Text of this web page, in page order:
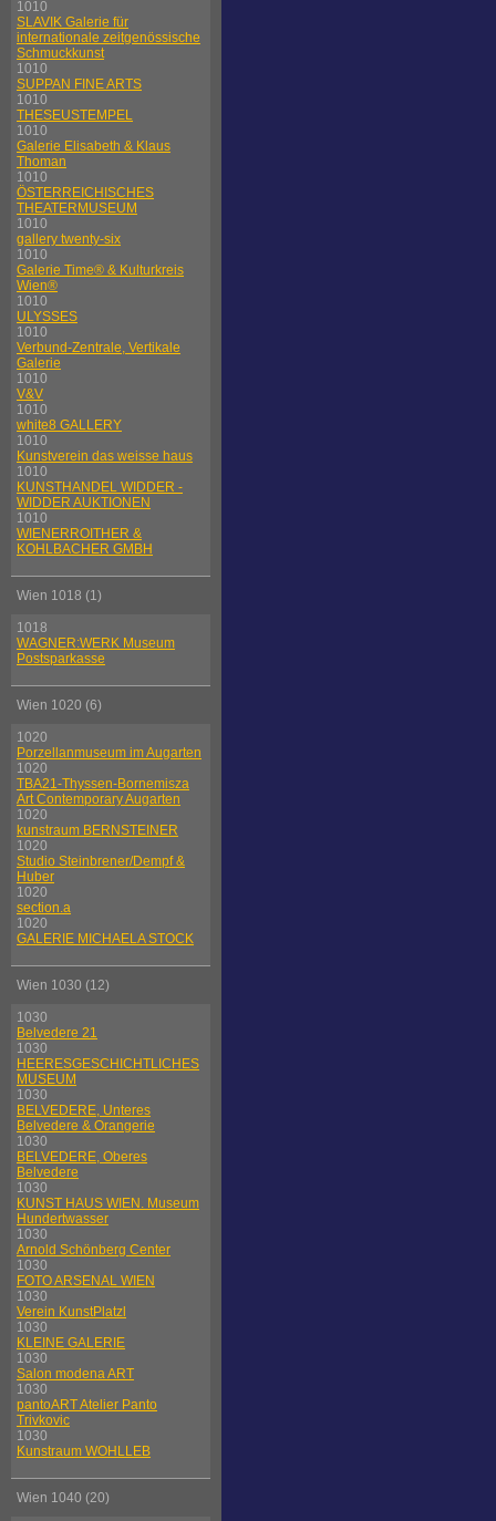
1010
SLAVIK Galerie für
internationale zeitgenössische
Schmuckkunst
1010
SUPPAN FINE ARTS
1010
THESEUSTEMPEL
1010
Galerie Elisabeth & Klaus
Thoman
1010
ÖSTERREICHISCHES
THEATERMUSEUM
1010
gallery twenty-six
1010
Galerie Time® & Kulturkreis
Wien®
1010
ULYSSES
1010
Verbund-Zentrale, Vertikale
Galerie
1010
V&V
1010
white8 GALLERY
1010
Kunstverein das weisse haus
1010
KUNSTHANDEL WIDDER -
WIDDER AUKTIONEN
1010
WIENERROITHER &
KOHLBACHER GMBH
Wien 1018 (1)
1018
WAGNER:WERK Museum
Postsparkasse
Wien 1020 (6)
1020
Porzellanmuseum im Augarten
1020
TBA21-Thyssen-Bornemisza
Art Contemporary Augarten
1020
kunstraum BERNSTEINER
1020
Studio Steinbrener/Dempf &
Huber
1020
section.a
1020
GALERIE MICHAELA STOCK
Wien 1030 (12)
1030
Belvedere 21
1030
HEERESGESCHICHTLICHES
MUSEUM
1030
BELVEDERE, Unteres
Belvedere & Orangerie
1030
BELVEDERE, Oberes
Belvedere
1030
KUNST HAUS WIEN. Museum
Hundertwasser
1030
Arnold Schönberg Center
1030
FOTO ARSENAL WIEN
1030
Verein KunstPlatzl
1030
KLEINE GALERIE
1030
Salon modena ART
1030
pantoART Atelier Panto
Trivkovic
1030
Kunstraum WOHLLEB
Wien 1040 (20)